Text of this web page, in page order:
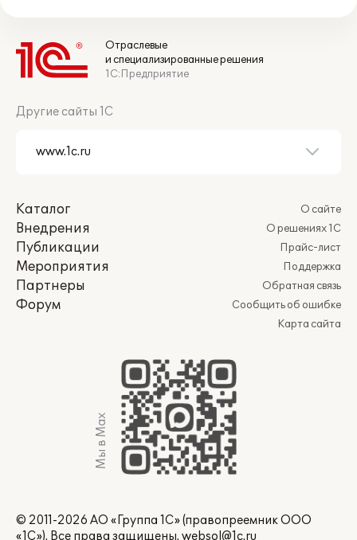
Отраслевые
и специализированные решения
1С:Предприятие
Другие сайты 1С
Каталог
Внедрения
Публикации
Мероприятия
Партнеры
Форум
О сайте
О решениях 1С
Прайс-лист
Поддержка
Обратная связь
Сообщить об ошибке
Карта сайта
Мы в Max
© 2011-2026 АО «Группа 1С» (правопреемник ООО
«1С»). Все права защищены. websol@1c.ru